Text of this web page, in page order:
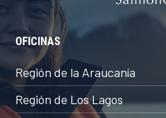
OFICINAS
Región de la Araucanía
Región de Los Lagos